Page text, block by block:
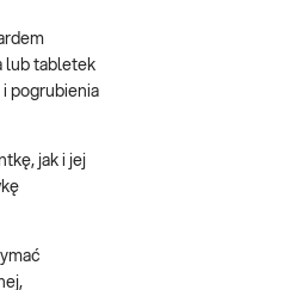
lub tabletek
pogrubienia
jak i jej